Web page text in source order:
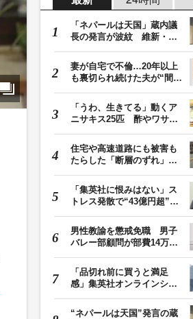
「ネパールは天国」蔵内議
長の発言が波紋 維新・吉
妻が自宅で不倫…20年以上
も裏切られ続けた夫が“間
「うわ、生きてる」動くア
ニサキス25匹 酢やワサビ
住宅や高速道路にも被害も
たらした「断層のずれ」
「集英社に恨みはない」ス
トレス発散で“43億円超”の
男性教諭を懲戒免職 男子
バレー部顧問が部費14万円
「品切れ前に買うと満足
感」集英社オンラインショ
“ネパールは天国”発言の蔵